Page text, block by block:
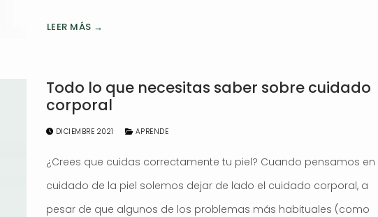
LEER MÁS →
Todo lo que necesitas saber sobre cuidado
corporal
DICIEMBRE 2021 APRENDE
¿Crees que cuidas correctamente tu piel? Cuando pensamos en
cuidado de la piel solemos dejar de lado el cuidado corporal, a
pesar de que algunos de los problemas más habituales (como